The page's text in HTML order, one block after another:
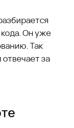
Он уже
Так
за